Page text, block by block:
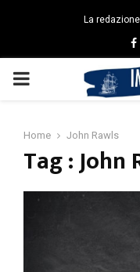
La redazione
PRIMARY
Home John Rawls
Tag : John